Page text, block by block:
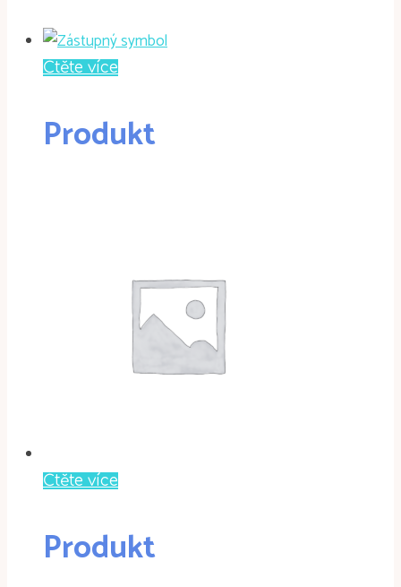
Čtěte více
Produkt
Čtěte více
Produkt